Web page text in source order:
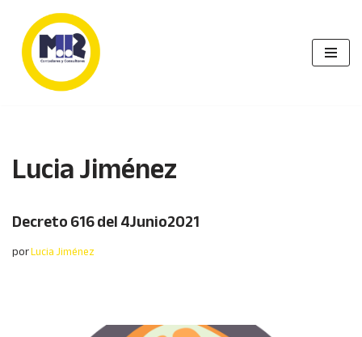
Saltar
contenido
Lucia Jiménez
Decreto 616 del 4Junio2021
porLucia Jiménez